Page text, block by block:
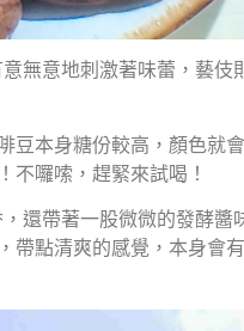
無意地刺激著味蕾，藝伎
豆本身糖份較高，顏色就
不囉嗦，趕緊來試喝！
還帶著一股微微的發酵醬
帶點清爽的感覺，本身會